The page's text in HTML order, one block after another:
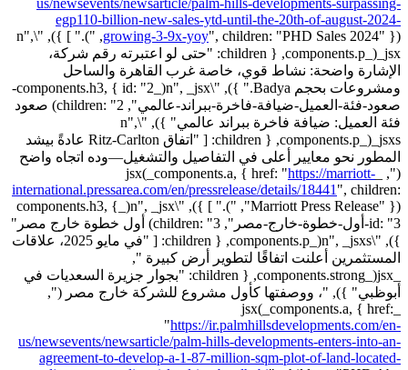
egp110-billion-new-sales-ytd-until-the-20th-of-august-2024-
growing-3-9x-yoy",
children: "PHD Sales 2024" }), ")." ] }), "\n",
_jsx(_components.p, { children: "حتى لو اعتبرته رقم شركة،
الإشارة واضحة: نشاط قوي، خاصة غرب القاهرة والساحل
ومشروعات بحجم Badya." }), "\n", _jsx(_components.h3, { id: "2-
صعود-فئة-العميل-ضيافة-فاخرة-ببراند-عالمي", children: "2) صعود
فئة العميل: ضيافة فاخرة ببراند عالمي" }), "\n",
_jsxs(_components.p, { children: [ "اتفاق Ritz-Carlton عادةً بيشد
المطور نحو معايير أعلى في التفاصيل والتشغيل—وده اتجاه واضح
(", _jsx(_components.a, { href: "
https://marriott-
international.pressarea.com/en/pressrelease/details/18441 ", children:
"Marriott Press Release" }), ")." ] }), "\n", _jsx(_components.h3, {
id: "3-أول-خطوة-خارج-مصر", children: "3) أول خطوة خارج مصر"
}), "\n", _jsxs(_components.p, { children: [ "في مايو 2025، علاقات
المستثمرين أعلنت اتفاقًا لتطوير أرض كبيرة ",
_jsx(_components.strong, { children: "بجوار جزيرة السعديات في
أبوظبي" }), "، ووصفتها كأول مشروع للشركة خارج مصر (",
_jsx(_components.a, { href:
"https://ir.palmhillsdevelopments.com/en-
us/newsevents/newsarticle/palm-hills-developments-enters-into-an-
agreement-to-develop-a-1-87-million-sqm-plot-of-land-located-